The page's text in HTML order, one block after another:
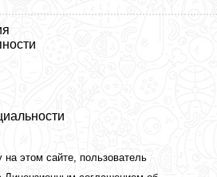
этом сайте, пользователь